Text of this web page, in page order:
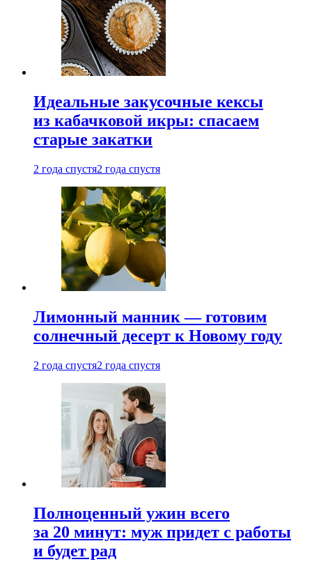
Идеальные закусочные кексы
из кабачковой икры: спасаем
старые закатки
2 года спустя2 года спустя
Лимонный манник — готовим
солнечный десерт к Новому году
2 года спустя2 года спустя
Полноценный ужин всего
за 20 минут: муж придет с работы
и будет рад